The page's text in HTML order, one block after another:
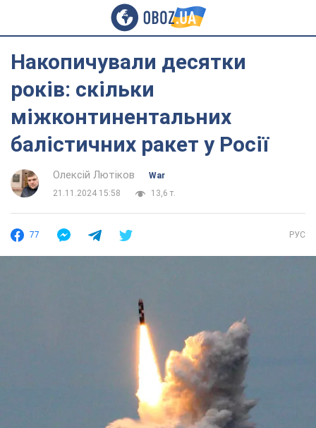
Накопичували десятки
років: скільки
міжконтинентальних
балістичних ракет у Росії
Олексій Лютіков
War
21.11.2024 15:58
13,6 т.
77 РУС